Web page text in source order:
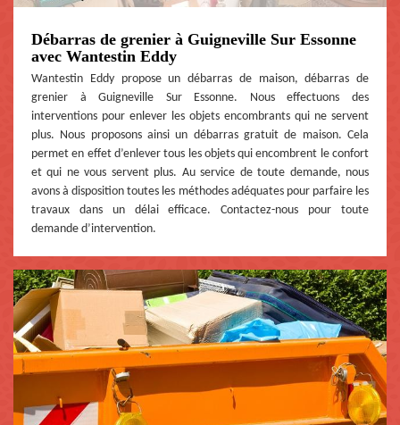
Débarras de grenier à Guigneville Sur Essonne
avec Wantestin Eddy
Wantestin Eddy propose un débarras de maison, débarras de
grenier à Guigneville Sur Essonne. Nous effectuons des
interventions pour enlever les objets encombrants qui ne servent
plus. Nous proposons ainsi un débarras gratuit de maison. Cela
permet en effet d’enlever tous les objets qui encombrent le confort
et qui ne vous servent plus. Au service de toute demande, nous
avons à disposition toutes les méthodes adéquates pour parfaire les
travaux dans un délai efficace. Contactez-nous pour toute
demande d’intervention.